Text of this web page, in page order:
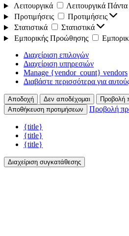
Λειτουργικά
Λειτουργικά Πάντα
Προτιμήσεις
Προτιμήσεις
Στατιστικά
Στατιστικά
Εμπορικής Προώθησης
Διαχείριση επιλογών
Διαχείριση υπηρεσιών
Manage {vendor_count} vendors
Διαβάστε περισσότερα για
Αποδοχή Δεν αποδέχομαι
Προβολή
Αποθήκευση προτιμήσεων
Προβολή
{title}
{title}
{title}
Διαχείριση συγκατάθεσης